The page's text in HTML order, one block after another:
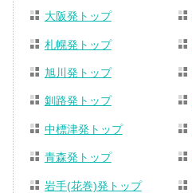
大阪発トップ
札幌発トップ
旭川発トップ
釧路発トップ
中標津発トップ
青森発トップ
岩手(花巻)発トップ